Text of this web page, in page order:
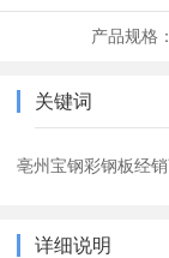
产品规格：
关键词
亳州宝钢彩钢板经
详细说明